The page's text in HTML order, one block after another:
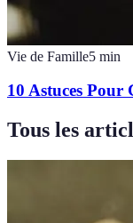
Vie de Famille5 min
10 Astuces Pour
Tous les